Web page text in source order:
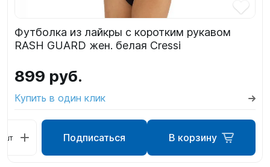
Футболка из лайкры с коротким рукавом
RASH GUARD жен. белая Cressi
899 руб.
Купить в один клик
шт Подписаться В корзину